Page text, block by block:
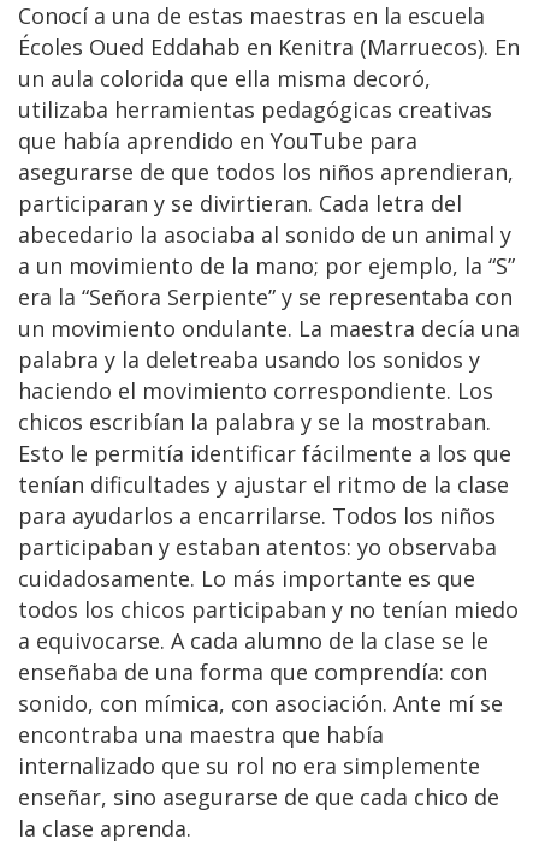
Conocí a una de estas maestras en la escuela
Écoles Oued Eddahab en Kenitra (Marruecos). En
un aula colorida que ella misma decoró,
utilizaba herramientas pedagógicas creativas
que había aprendido en YouTube para
asegurarse de que todos los niños aprendieran,
participaran y se divirtieran. Cada letra del
abecedario la asociaba al sonido de un animal y
a un movimiento de la mano; por ejemplo, la “S”
era la “Señora Serpiente” y se representaba con
un movimiento ondulante. La maestra decía una
palabra y la deletreaba usando los sonidos y
haciendo el movimiento correspondiente. Los
chicos escribían la palabra y se la mostraban.
Esto le permitía identificar fácilmente a los que
tenían dificultades y ajustar el ritmo de la clase
para ayudarlos a encarrilarse. Todos los niños
participaban y estaban atentos: yo observaba
cuidadosamente. Lo más importante es que
todos los chicos participaban y no tenían miedo
a equivocarse. A cada alumno de la clase se le
enseñaba de una forma que comprendía: con
sonido, con mímica, con asociación. Ante mí se
encontraba una maestra que había
internalizado que su rol no era simplemente
enseñar, sino asegurarse de que cada chico de
la clase aprenda.